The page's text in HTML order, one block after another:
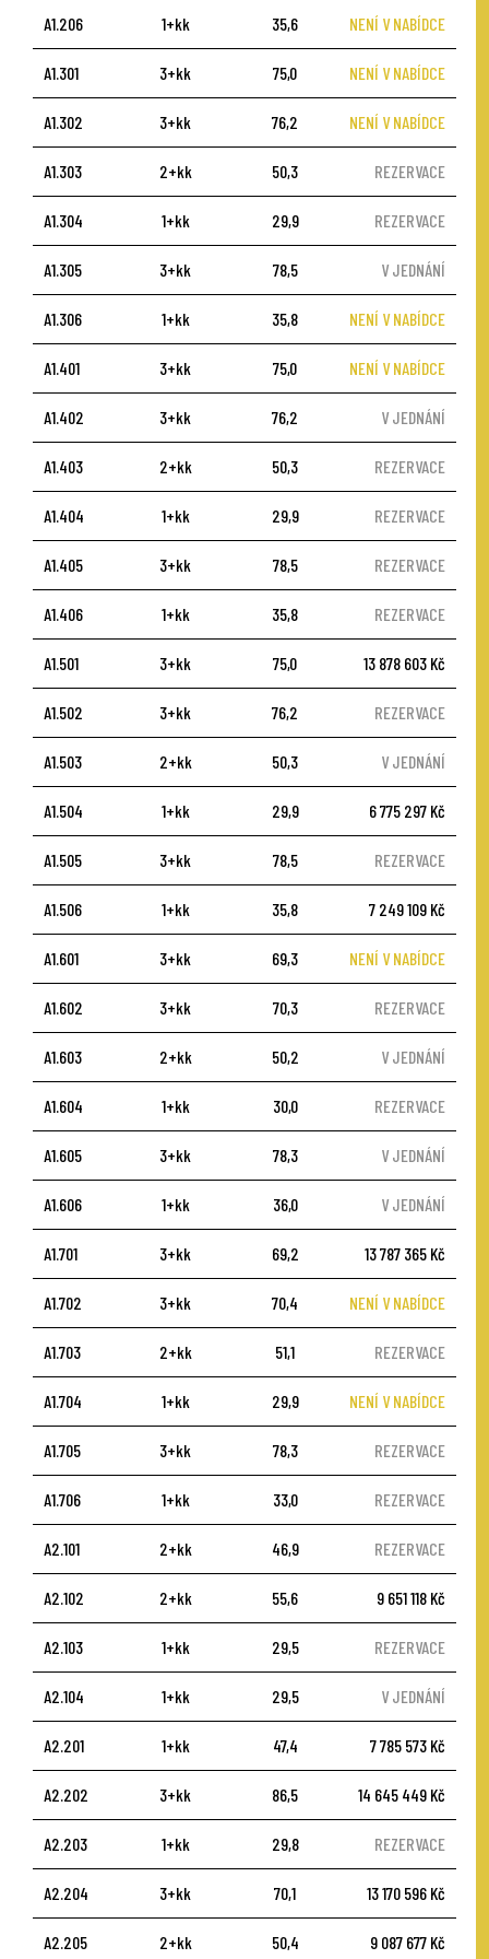
A1.206 1+kk 35,6 NENÍ V NABÍDCE
A1.301 3+kk 75,0 NENÍ V NABÍDCE
A1.302 3+kk 76,2 NENÍ V NABÍDCE
A1.303 2+kk 50,3 REZERVACE
A1.304 1+kk 29,9 REZERVACE
A1.305 3+kk 78,5 V JEDNÁNÍ
A1.306 1+kk 35,8 NENÍ V NABÍDCE
A1.401 3+kk 75,0 NENÍ V NABÍDCE
A1.402 3+kk 76,2 V JEDNÁNÍ
A1.403 2+kk 50,3 REZERVACE
A1.404 1+kk 29,9 REZERVACE
A1.405 3+kk 78,5 REZERVACE
A1.406 1+kk 35,8 REZERVACE
A1.501 3+kk 75,0 13 878 603 Kč
A1.502 3+kk 76,2 REZERVACE
A1.503 2+kk 50,3 V JEDNÁNÍ
A1.504 1+kk 29,9 6 775 297 Kč
A1.505 3+kk 78,5 REZERVACE
A1.506 1+kk 35,8 7 249 109 Kč
A1.601 3+kk 69,3 NENÍ V NABÍDCE
A1.602 3+kk 70,3 REZERVACE
A1.603 2+kk 50,2 V JEDNÁNÍ
A1.604 1+kk 30,0 REZERVACE
A1.605 3+kk 78,3 V JEDNÁNÍ
A1.606 1+kk 36,0 V JEDNÁNÍ
A1.701 3+kk 69,2 13 787 365 Kč
A1.702 3+kk 70,4 NENÍ V NABÍDCE
A1.703 2+kk 51,1 REZERVACE
A1.704 1+kk 29,9 NENÍ V NABÍDCE
A1.705 3+kk 78,3 REZERVACE
A1.706 1+kk 33,0 REZERVACE
A2.101 2+kk 46,9 REZERVACE
A2.102 2+kk 55,6 9 651 118 Kč
A2.103 1+kk 29,5 REZERVACE
A2.104 1+kk 29,5 V JEDNÁNÍ
A2.201 1+kk 47,4 7 785 573 Kč
A2.202 3+kk 86,5 14 645 449 Kč
A2.203 1+kk 29,8 REZERVACE
A2.204 3+kk 70,1 13 170 596 Kč
A2.205 2+kk 50,4 9 087 677 Kč